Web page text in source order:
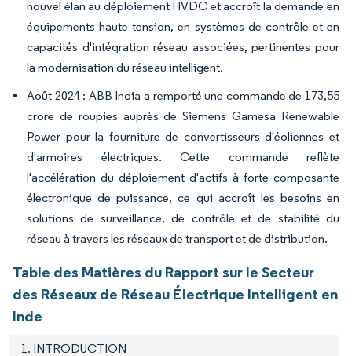
nouvel élan au déploiement HVDC et accroît la demande en
équipements haute tension, en systèmes de contrôle et en
capacités d'intégration réseau associées, pertinentes pour
la modernisation du réseau intelligent.
Août 2024 : ABB India a remporté une commande de 173,55
crore de roupies auprès de Siemens Gamesa Renewable
Power pour la fourniture de convertisseurs d'éoliennes et
d'armoires électriques. Cette commande reflète
l'accélération du déploiement d'actifs à forte composante
électronique de puissance, ce qui accroît les besoins en
solutions de surveillance, de contrôle et de stabilité du
réseau à travers les réseaux de transport et de distribution.
Table des Matières du Rapport sur le Secteur
des Réseaux de Réseau Électrique Intelligent en
Inde
1. INTRODUCTION